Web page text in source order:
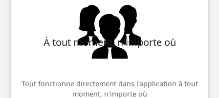
À tout moment, n'importe où
Tout fonctionne directement dans l'application à tout
moment, n'importe où